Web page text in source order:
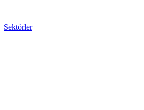
Sektörler